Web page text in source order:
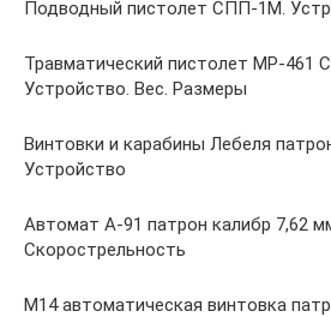
Подводный пистолет СПП-1М.
Травматический пистолет МР-461
Устройство. Вес. Размеры
Винтовки и карабины Лебеля
Устройство
Автомат А-91 патрон калибр 7,62
Скорострельность
M14 автоматическая винтовка